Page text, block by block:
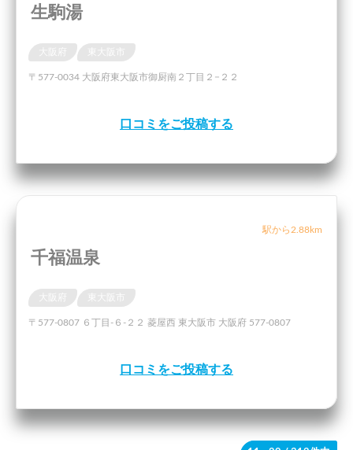
生駒湯
〒577-0034 大阪府東大阪市御厨南２丁目２−２２
口コミをご投稿する
駅から2.88km
千福温泉
〒577-0807 ６丁目-６-２２ 菱屋西 東大阪市 大阪府 577-0807
口コミをご投稿する